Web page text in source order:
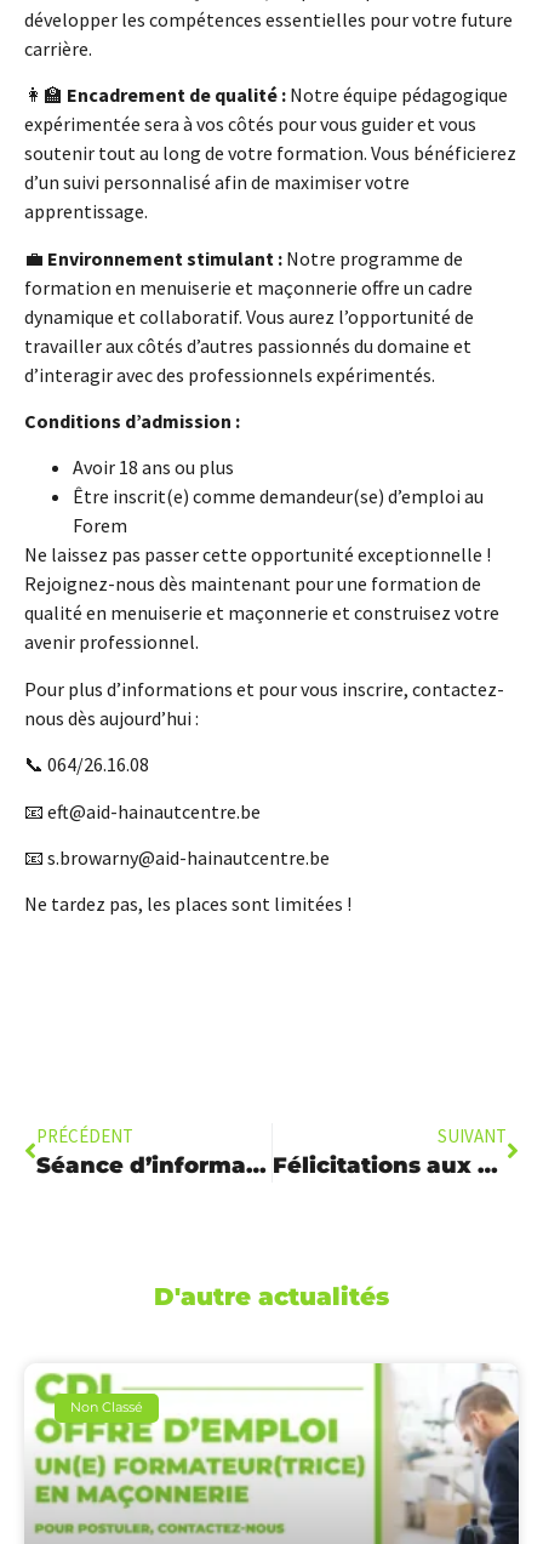
développer les compétences essentielles pour votre future
carrière.
👩‍🏫 Encadrement de qualité : Notre équipe pédagogique
expérimentée sera à vos côtés pour vous guider et vous
soutenir tout au long de votre formation. Vous bénéficierez
d’un suivi personnalisé afin de maximiser votre
apprentissage.
💼 Environnement stimulant : Notre programme de
formation en menuiserie et maçonnerie offre un cadre
dynamique et collaboratif. Vous aurez l’opportunité de
travailler aux côtés d’autres passionnés du domaine et
d’interagir avec des professionnels expérimentés.
Conditions d’admission :
Avoir 18 ans ou plus
Être inscrit(e) comme demandeur(se) d’emploi au
Forem
Ne laissez pas passer cette opportunité exceptionnelle !
Rejoignez-nous dès maintenant pour une formation de
qualité en menuiserie et maçonnerie et construisez votre
avenir professionnel.
Pour plus d’informations et pour vous inscrire, contactez-
nous dès aujourd’hui :
📞 064/26.16.08
📧 eft@aid-hainautcentre.be
📧 s.browarny@aid-hainautcentre.be
Ne tardez pas, les places sont limitées !
PRÉCÉDENT
Séance d’information Animation Sociale et Culturelle
SUIVANT
Félicitations aux Nouveaux Diplômés de la Formation Aide-Soignante
D'autre actualités
Non Classé